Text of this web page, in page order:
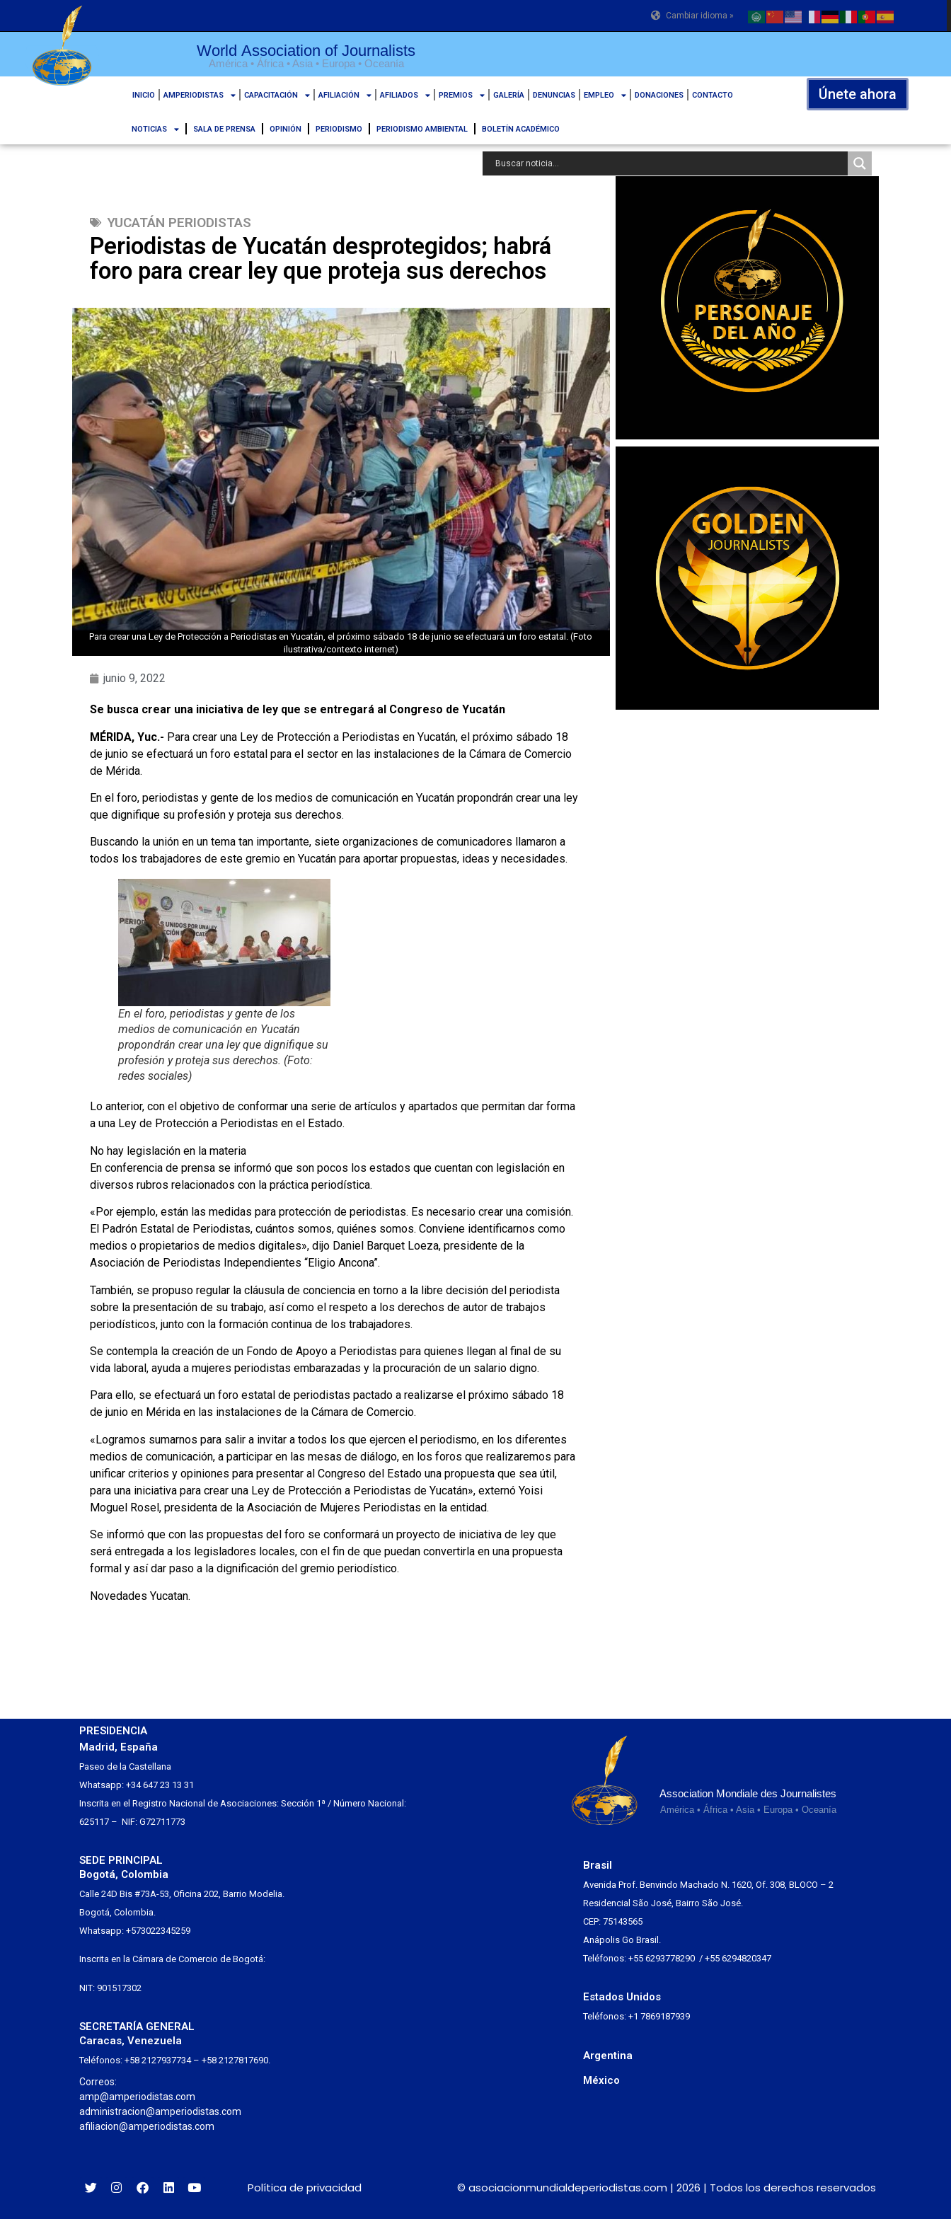
Cambiar idioma »
World Association of Journalists
América • África • Asia • Europa • Oceanía
INICIO AMPERIODISTAS CAPACITACIÓN AFILIACIÓN AFILIADOS PREMIOS GALERÍA DENUNCIAS EMPLEO DONACIONES CONTACTO Únete ahora
NOTICIAS SALA DE PRENSA OPINIÓN PERIODISMO PERIODISMO AMBIENTAL BOLETÍN ACADÉMICO
YUCATÁN PERIODISTAS
Periodistas de Yucatán desprotegidos; habrá
foro para crear ley que proteja sus derechos
Para crear una Ley de Protección a Periodistas en Yucatán, el próximo sábado 18 de junio se efectuará un foro estatal. (Foto
ilustrativa/contexto internet)
junio 9, 2022
Se busca crear una iniciativa de ley que se entregará al Congreso de Yucatán
MÉRIDA, Yuc.- Para crear una Ley de Protección a Periodistas en Yucatán, el próximo sábado 18
de junio se efectuará un foro estatal para el sector en las instalaciones de la Cámara de Comercio
de Mérida.
En el foro, periodistas y gente de los medios de comunicación en Yucatán propondrán crear una ley
que dignifique su profesión y proteja sus derechos.
Buscando la unión en un tema tan importante, siete organizaciones de comunicadores llamaron a
todos los trabajadores de este gremio en Yucatán para aportar propuestas, ideas y necesidades.
En el foro, periodistas y gente de los
medios de comunicación en Yucatán
propondrán crear una ley que dignifique su
profesión y proteja sus derechos. (Foto:
redes sociales)
Lo anterior, con el objetivo de conformar una serie de artículos y apartados que permitan dar forma
a una Ley de Protección a Periodistas en el Estado.
No hay legislación en la materia
En conferencia de prensa se informó que son pocos los estados que cuentan con legislación en
diversos rubros relacionados con la práctica periodística.
«Por ejemplo, están las medidas para protección de periodistas. Es necesario crear una comisión.
El Padrón Estatal de Periodistas, cuántos somos, quiénes somos. Conviene identificarnos como
medios o propietarios de medios digitales», dijo Daniel Barquet Loeza, presidente de la
Asociación de Periodistas Independientes “Eligio Ancona”.
También, se propuso regular la cláusula de conciencia en torno a la libre decisión del periodista
sobre la presentación de su trabajo, así como el respeto a los derechos de autor de trabajos
periodísticos, junto con la formación continua de los trabajadores.
Se contempla la creación de un Fondo de Apoyo a Periodistas para quienes llegan al final de su
vida laboral, ayuda a mujeres periodistas embarazadas y la procuración de un salario digno.
Para ello, se efectuará un foro estatal de periodistas pactado a realizarse el próximo sábado 18
de junio en Mérida en las instalaciones de la Cámara de Comercio.
«Logramos sumarnos para salir a invitar a todos los que ejercen el periodismo, en los diferentes
medios de comunicación, a participar en las mesas de diálogo, en los foros que realizaremos para
unificar criterios y opiniones para presentar al Congreso del Estado una propuesta que sea útil,
para una iniciativa para crear una Ley de Protección a Periodistas de Yucatán», externó Yoisi
Moguel Rosel, presidenta de la Asociación de Mujeres Periodistas en la entidad.
Se informó que con las propuestas del foro se conformará un proyecto de iniciativa de ley que
será entregada a los legisladores locales, con el fin de que puedan convertirla en una propuesta
formal y así dar paso a la dignificación del gremio periodístico.
Novedades Yucatan.
PRESIDENCIA
Madrid, España
Paseo de la Castellana
Whatsapp: +34 647 23 13 31
Inscrita en el Registro Nacional de Asociaciones: Sección 1ª / Número Nacional:
625117 – NIF: G72711773
SEDE PRINCIPAL
Bogotá, Colombia
Calle 24D Bis #73A-53, Oficina 202, Barrio Modelia.
Bogotá, Colombia.
Whatsapp: +573022345259
Inscrita en la Cámara de Comercio de Bogotá:
NIT: 901517302
SECRETARÍA GENERAL
Caracas, Venezuela
Teléfonos: +58 2127937734 – +58 2127817690.
Correos:
amp@amperiodistas.com
administracion@amperiodistas.com
afiliacion@amperiodistas.com
Association Mondiale des Journalistes
América • África • Asia • Europa • Oceanía
Brasil
Avenida Prof. Benvindo Machado N. 1620, Of. 308, BLOCO – 2
Residencial São José, Bairro São José.
CEP: 75143565
Anápolis Go Brasil.
Teléfonos: +55 6293778290 / +55 6294820347
Estados Unidos
Teléfonos: +1 7869187939
Argentina
México
Política de privacidad © asociacionmundialdeperiodistas.com | 2026 | Todos los derechos reservados